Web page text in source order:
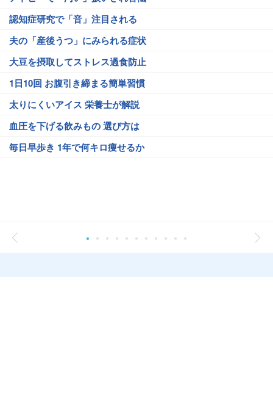
認知症研究で「音」注目される
夫の「産後うつ」にみられる症状
大豆を摂取してストレス過食防止
1日10回 お腹引き締まる簡単習慣
太りにくいアイス 栄養士が解説
血圧を下げる飲みもの 選び方は
毎日早歩き 1年で何キロ痩せるか